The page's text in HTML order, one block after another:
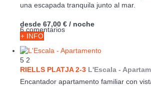
una escapada tranquila junto al mar.
6 comentarios
desde 67,00 € / noche
+ INFO
5 2
RIELLS PLATJA 2-3 L'Escala -
Encantador apartamento familiar con